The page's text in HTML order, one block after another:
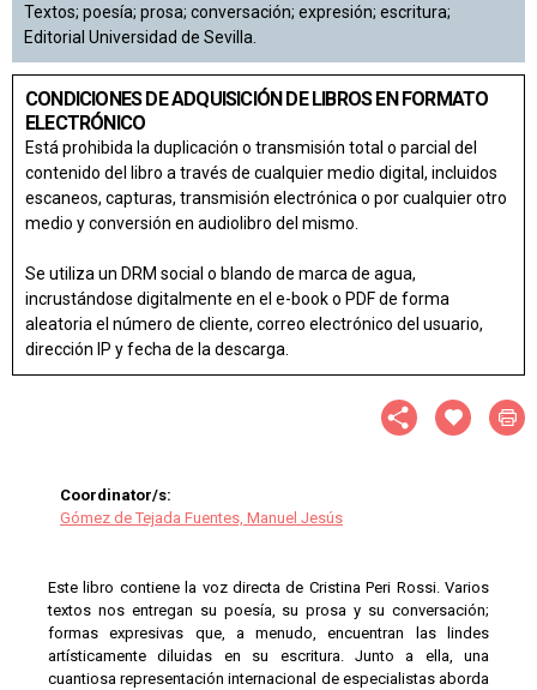
Textos; poesía; prosa; conversación; expresión; escritura;
Editorial Universidad de Sevilla.
CONDICIONES DE ADQUISICIÓN DE LIBROS EN FORMATO
ELECTRÓNICO
Está prohibida la duplicación o transmisión total o parcial del
contenido del libro a través de cualquier medio digital, incluidos
escaneos, capturas, transmisión electrónica o por cualquier otro
medio y conversión en audiolibro del mismo.
Se utiliza un DRM social o blando de marca de agua,
incrustándose digitalmente en el e-book o PDF de forma
aleatoria el número de cliente, correo electrónico del usuario,
dirección IP y fecha de la descarga.
Coordinator/s:
Gómez de Tejada Fuentes, Manuel Jesús
Este libro contiene la voz directa de Cristina Peri Rossi. Varios
textos nos entregan su poesía, su prosa y su conversación;
formas expresivas que, a menudo, encuentran las lindes
artísticamente diluidas en su escritura. Junto a ella, una
cuantiosa representación internacional de especialistas aborda